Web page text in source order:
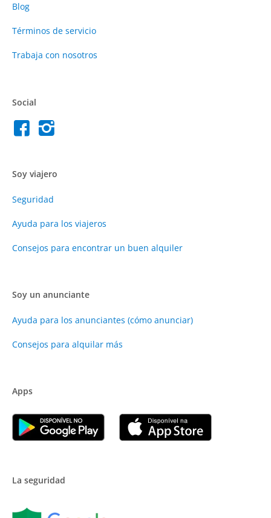
Blog
Términos de servicio
Trabaja con nosotros
Social
Soy viajero
Seguridad
Ayuda para los viajeros
Consejos para encontrar un buen alquiler
Soy un anunciante
Ayuda para los anunciantes (cómo anunciar)
Consejos para alquilar más
Apps
La seguridad